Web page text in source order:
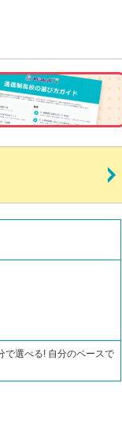
で選べる! 自分のペースで